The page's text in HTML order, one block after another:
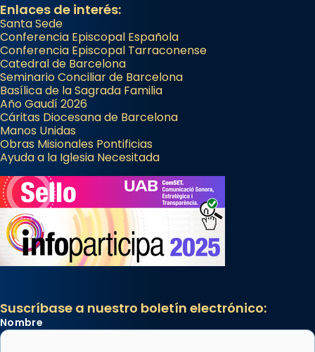
Enlaces de interés:
Santa Sede
Conferencia Episcopal Española
Conferencia Episcopal Tarraconense
Catedral de Barcelona
Seminario Conciliar de Barcelona
Basílica de la Sagrada Familia
Año Gaudí 2026
Cáritas Diocesana de Barcelona
Manos Unidas
Obras Misionales Pontificias
Ayuda a la Iglesia Necesitada
Suscríbase a nuestro boletín electrónico:
Nombre